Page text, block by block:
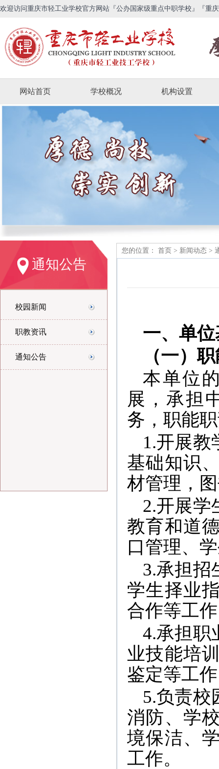
欢迎访问重庆市轻工业学校官方网站『公办国家级重点中职学校』『重
网站首页 学校概况 机构设置
通知公告
校园新闻
职教资讯
通知公告
您的位置： 首页 > 新闻动态 >
一、单
（一）
本单位
展，承担
务，职能
1.开展教
基础知识
材管理，
2.开展学
教育和道
口管理、
3.承担招
学生择业
合作等工
4.承担职
业技能培
鉴定等工
5.负责校
消防、学
境保洁、
工作。